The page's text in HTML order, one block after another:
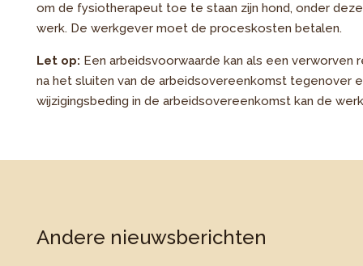
om de fysiotherapeut toe te staan zijn hond, onder
werk. De werkgever moet de proceskosten betalen.
Let op: Een arbeidsvoorwaarde kan als een
na het sluiten van de arbeidsovereenkomst tegenover
wijzigingsbeding in de arbeidsovereenkomst kan de
Andere nieuwsberichten